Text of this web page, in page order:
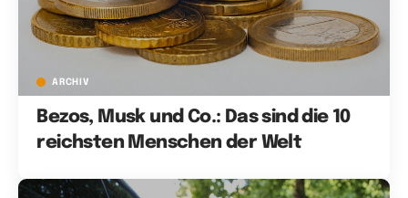
ARCHIV
Bezos, Musk und Co.: Das sind die 10
reichsten Menschen der Welt